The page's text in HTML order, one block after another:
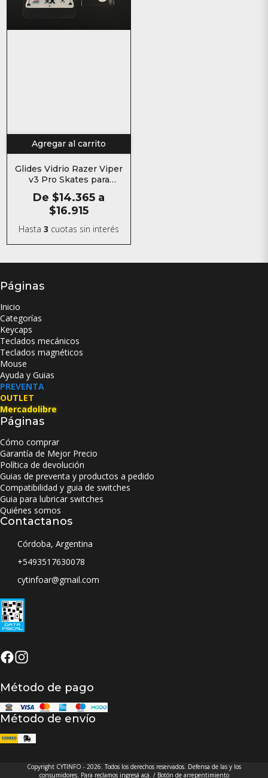
Agregar al carrito
Glides Vidrio Razer Viper
v3 Pro Skates para
mouse
De $14.365 a
$16.915
Hasta3 cuotas sin interés
Páginas
Inicio
Categorías
Keycaps
Teclados mecánicos
Teclados magnéticos
Mouse
Ayuda y Guias
PREVENTA
OUTLET
Mercadolibre
Páginas
Cómo comprar
Garantía de Mejor Precio
Política de devolución
Guias de preventa y productos a pedido
Compatibilidad y guia de switches
Guia para lubricar switches
Quiénes somos
Contactanos
Córdoba, Argentina
+5493517630078
cytinfoar@gmail.com
Método de pago
Método de envío
Copyright CYTINFO - 2026. Todos los derechos reservados. Defensa de las y los
consumidores. Para reclamos ingresá acá. / Botón de arrepentimiento